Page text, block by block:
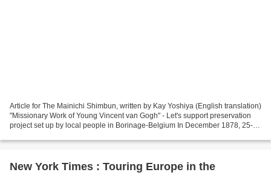
Article for The Mainichi Shimbun, written by Kay Yoshiya (English translation)
"Missionary Work of Young Vincent van Gogh" - Let's support preservation
project set up by local people in Borinage-Belgium In December 1878, 25-
New York Times : Touring Europe in the